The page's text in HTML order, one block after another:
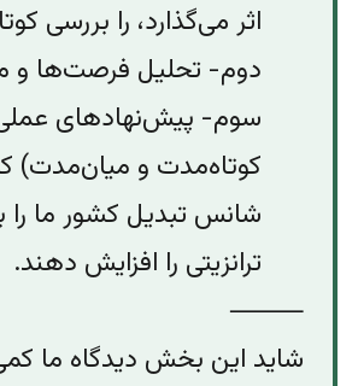
اثر می‌گذارد، را بررسی
دوم‌- تحلیل فرصت‌ها و
سوم- پیش‌نهادهای
کوتاه‌مدت و میان‌مدت)
شانس تبدیل کشور ما
ترانزیتی را افزایش دهند.
⸻
شاید این بخش دیدگاه ما